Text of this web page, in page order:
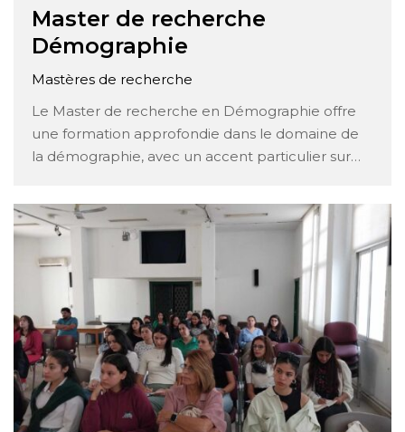
Master de recherche
Démographie
Mastères de recherche
Le Master de recherche en Démographie offre
une formation approfondie dans le domaine de
la démographie, avec un accent particulier sur
socio-économiques liés à la population. Voici un
aperçu des modules enseignés dans ce
programme : Analyse Démographique: Ce
module couvre les bases méthodologiques de
l’analyse …